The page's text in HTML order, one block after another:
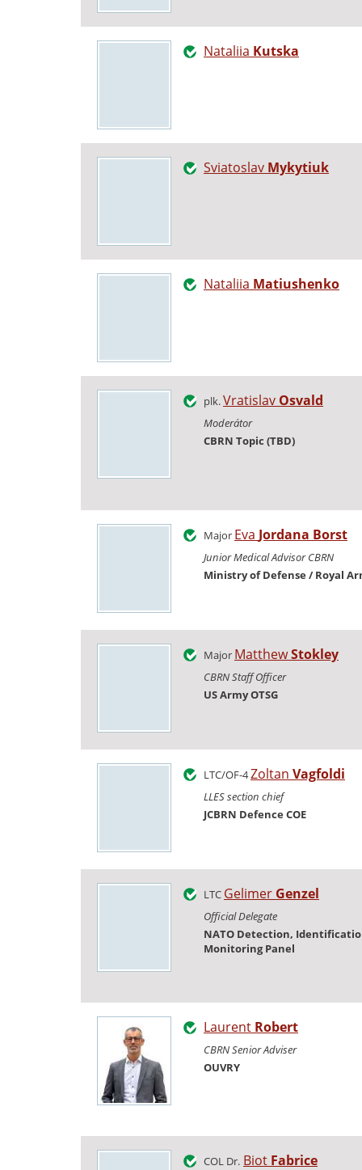
Nataliia Kutska
Sviatoslav Mykytiuk
Nataliia Matiushenko
plk.Vratislav Osvald
Moderátor
CBRN Topic (TBD)
Major Eva Jordana Borst
Junior Medical Advisor CBRN
Ministry of Defense / Royal
Major MatthewStokley
CBRN Staff Officer
US Army OTSG
LTC/OF-4Zoltan Vagfoldi
LLES section chief
JCBRN Defence COE
LTC Gelimer Genzel
Official Delegate
NATO Detection,
Monitoring Panel
Laurent Robert
CBRN Senior Adviser
OUVRY
COL Dr. Biot Fabrice